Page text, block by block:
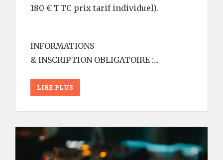
180 € TTC prix tarif individuel).
INFORMATIONS
& INSCRIPTION OBLIGATOIRE :...
LIRE PLUS